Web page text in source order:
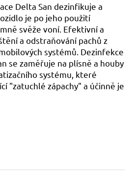
Delta San dezinfikuje a
je po jeho použití
svěže voní. Efektivní a
a odstraňování pachů z
systémů. Dezinfekce
se zaměřuje na plísně a houby
systému, které
"zatuchlé zápachy" a účinně je